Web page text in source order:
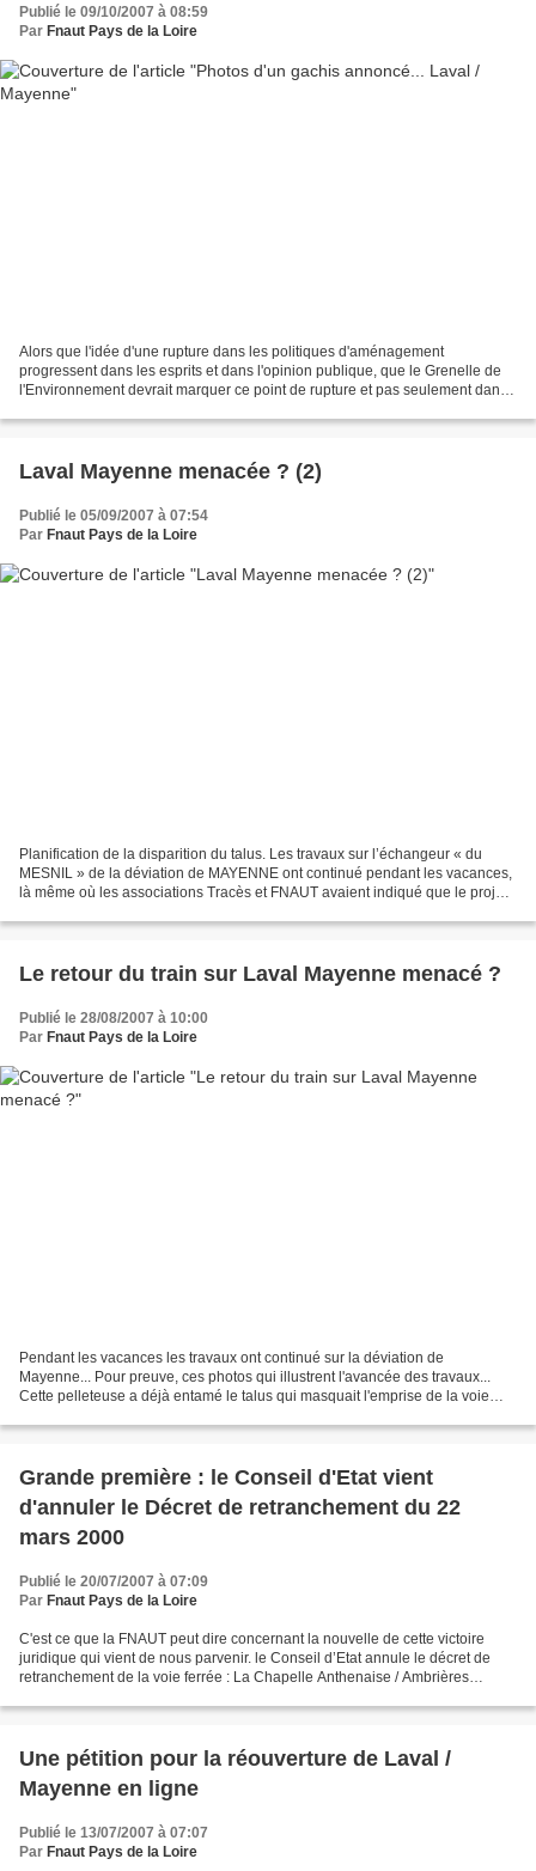
Publié le 09/10/2007 à 08:59
Par Fnaut Pays de la Loire
Alors que l'idée d'une rupture dans les politiques d'aménagement
progressent dans les esprits et dans l'opinion publique, que le Grenelle de
l'Environnement devrait marquer ce point de rupture et pas seulement dans
Laval Mayenne menacée ? (2)
Publié le 05/09/2007 à 07:54
Par Fnaut Pays de la Loire
Planification de la disparition du talus. Les travaux sur l’échangeur « du
MESNIL » de la déviation de MAYENNE ont continué pendant les vacances,
là même où les associations Tracès et FNAUT avaient indiqué que le projet
Le retour du train sur Laval Mayenne menacé ?
Publié le 28/08/2007 à 10:00
Par Fnaut Pays de la Loire
Pendant les vacances les travaux ont continué sur la déviation de
Mayenne... Pour preuve, ces photos qui illustrent l'avancée des travaux...
Cette pelleteuse a déjà entamé le talus qui masquait l'emprise de la voie
Grande première : le Conseil d'Etat vient
d'annuler le Décret de retranchement du 22
mars 2000
Publié le 20/07/2007 à 07:09
Par Fnaut Pays de la Loire
C'est ce que la FNAUT peut dire concernant la nouvelle de cette victoire
juridique qui vient de nous parvenir. le Conseil d’Etat annule le décret de
retranchement de la voie ferrée : La Chapelle Anthenaise / Ambrières
Une pétition pour la réouverture de Laval /
Mayenne en ligne
Publié le 13/07/2007 à 07:07
Par Fnaut Pays de la Loire